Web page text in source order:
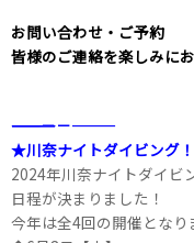
お問い合わせ・ご予約
皆様のご連絡を楽しみに
――――――――――――――――――――－－―――
★川奈ナイトダイビング！
2024年川奈ナイトダイビ
日程が決まりました！
今年は全4回の開催となり